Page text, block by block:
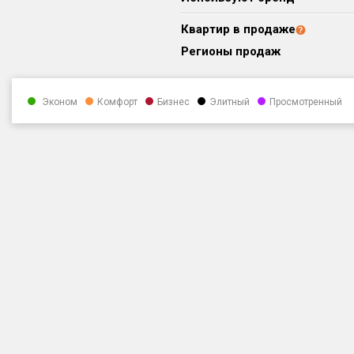
Квартир в продаже
Регионы продаж
Эконом Комфорт Бизнес Элитный Просмотренный